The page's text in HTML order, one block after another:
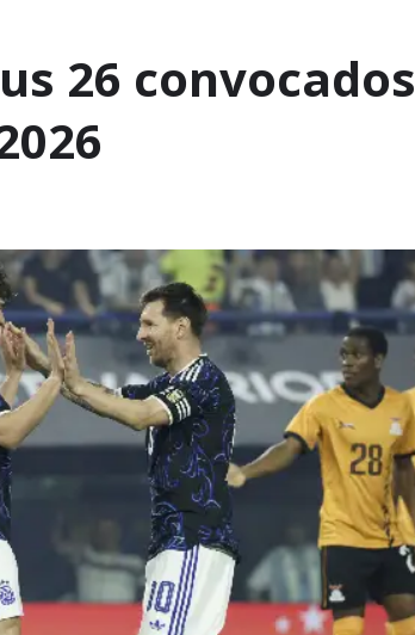
26 convocados